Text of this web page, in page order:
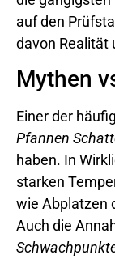
auf den
davon Realität
Mythen
Einer der
Pfannen
haben. In
starken
wie Abplatzen
Auch die